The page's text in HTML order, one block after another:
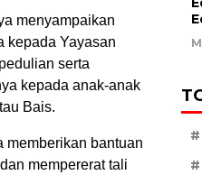
menyampaikan
kepada Yayasan
serta
kepada anak-anak
Bais.
memberikan bantuan
mempererat tali